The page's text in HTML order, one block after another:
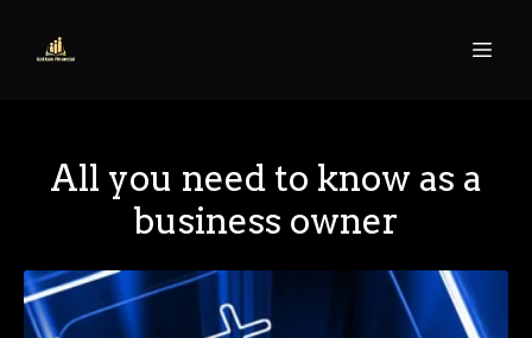
All you need to know as a
business owner